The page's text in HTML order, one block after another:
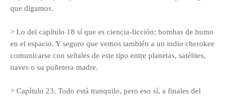
que digamos.
> Lo del capítulo 18 sí que es ciencia-ficción: bombas de humo
en el espacio. Y seguro que vemos también a un indio cherokee
comunicarse con señales de este tipo entre planetas, satélites,
naves o su puñetera madre.
> Capítulo 23. Todo está tranquilo, pero eso sí, a finales del